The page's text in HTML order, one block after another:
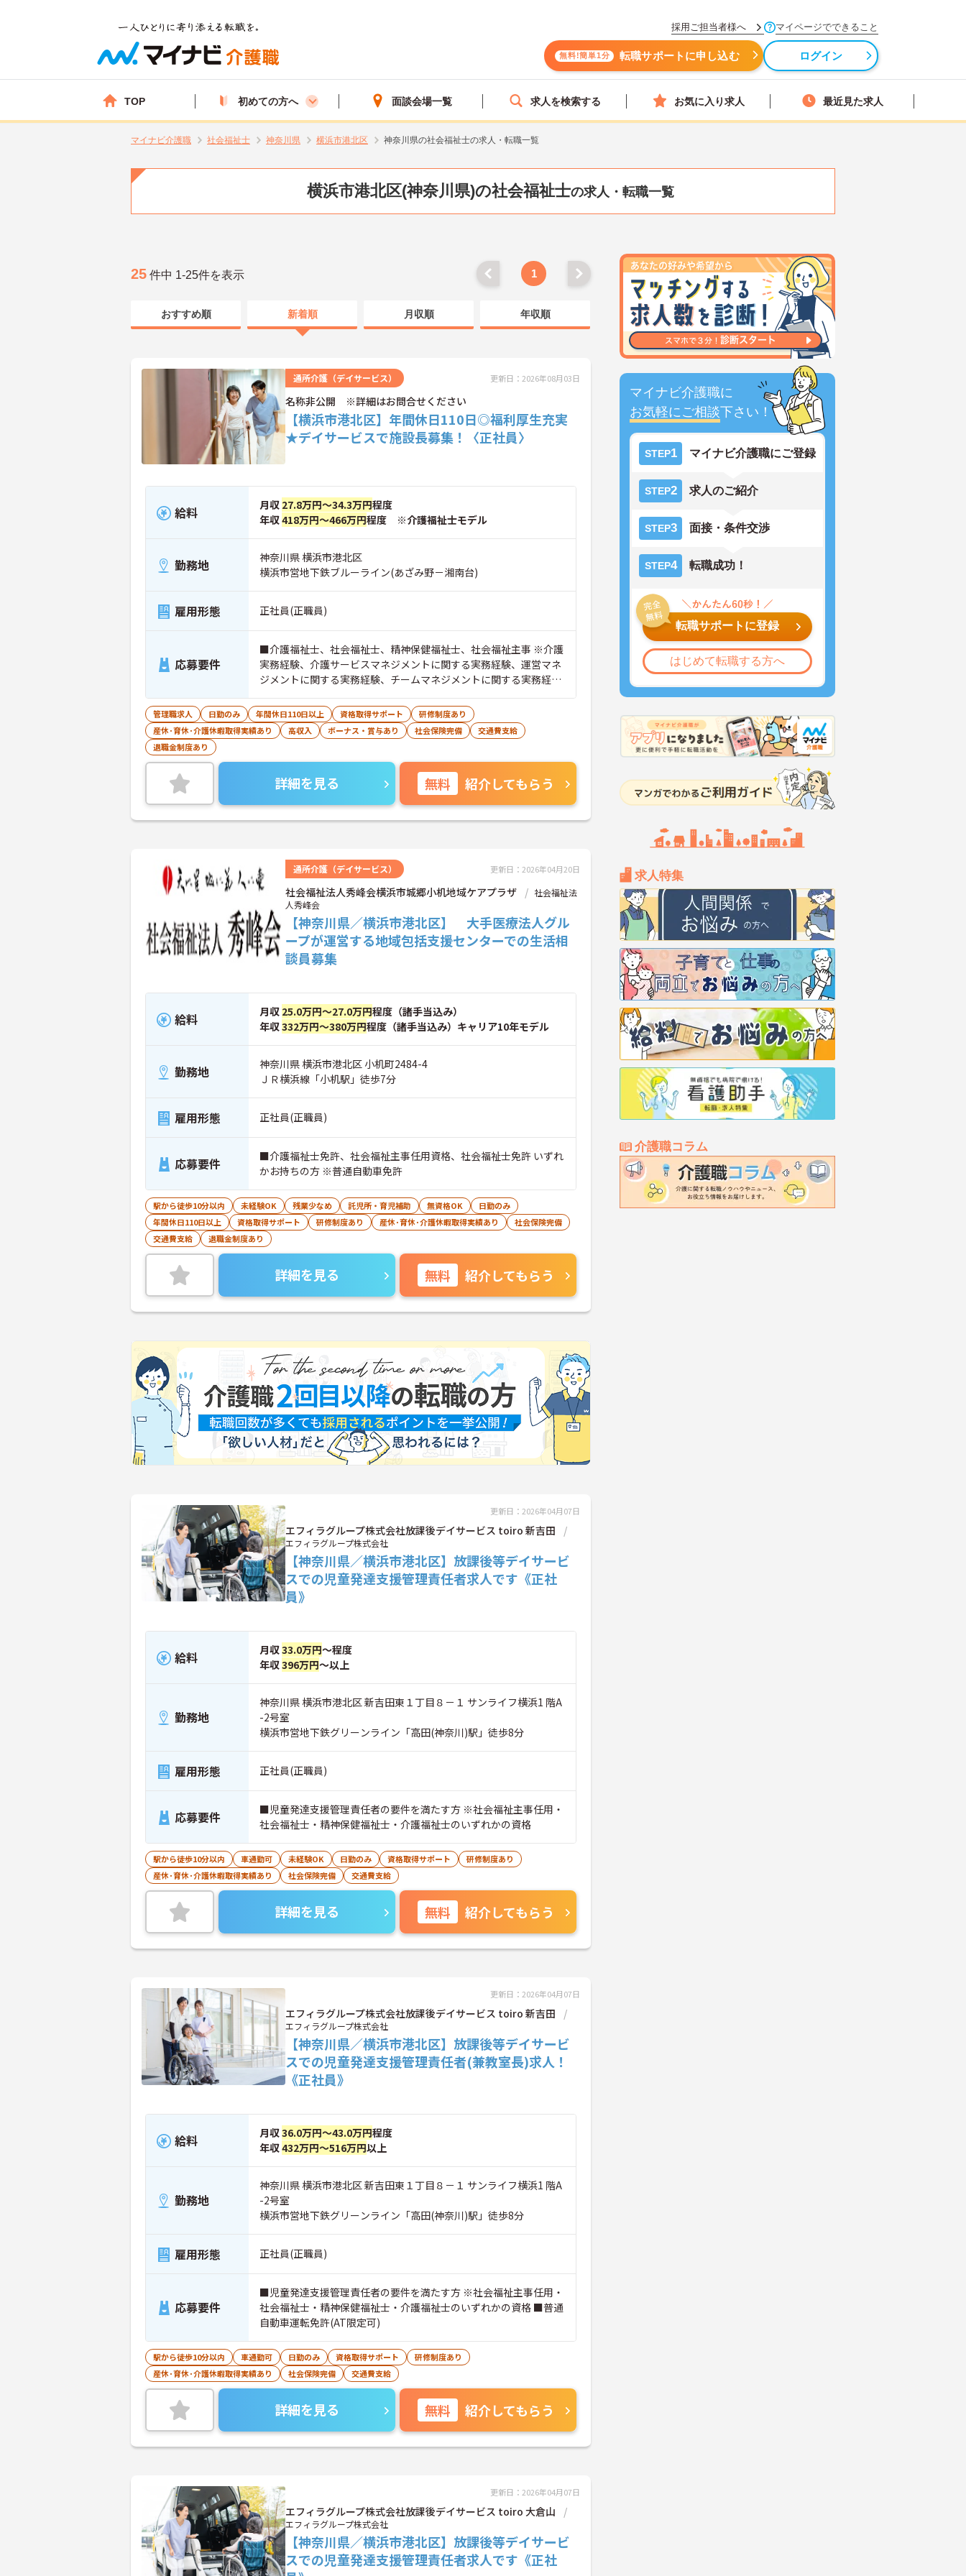
採用ご担当者様へ マイページでできること
無料!簡単1分 転職サポートに申し込む ログイン
TOP 初めての方へ 面談会場一覧 求人を検索する お気に入り求人 最近見た求人
マイナビ介護職 社会福祉士 神奈川県 横浜市港北区 神奈川県の社会福祉士の求人・転職一覧
横浜市港北区(神奈川県)の社会福祉士の求人・転職一覧
マイナビ介護職に
お気軽にご相談下さい！
STEP1 マイナビ介護職にご登録
STEP2 求人のご紹介
STEP3 面接・条件交渉
STEP4 転職成功！
転職サポートに登録
はじめて転職する方へ
求人特集
介護職コラム
25 件中 1-25件を表示 1
おすすめ順 新着順 月収順 年収順
通所介護（デイサービス） 更新日：2026年08月03日
名称非公開 ※詳細はお問合せください
【横浜市港北区】年間休日110日◎福利厚生充実
★デイサービスで施設長募集！〈正社員〉
給料 月収 27.8万円～34.3万円程度
年収418万円～466万円程度 ※介護福祉士モデル
勤務地
神奈川県 横浜市港北区
横浜市営地下鉄ブルーライン(あざみ野－湘南台)
雇用形態 正社員(正職員)
応募要件
■介護福祉士、社会福祉士、精神保健福祉士、社会福祉主事 ※介護
実務経験、介護サービスマネジメントに関する実務経験、運営マネ
ジメントに関する実務経験、チームマネジメントに関する実務経験
■普通自動車運転免許（AT可）歓迎
管理職求人 日勤のみ 年間休日110日以上 資格取得サポート
研修制度あり
産休･育休･介護休暇取得実績あり
高収入 ボーナス・賞与あり 社会保険完備
交通費支給
退職金制度あり
詳細を見る 無料 紹介してもらう
通所介護（デイサービス） 更新日：2026年04月20日
社会福祉法人秀峰会横浜市城郷小机地域ケアプラザ
社会福祉法
人秀峰会
【神奈川県／横浜市港北区】 大手医療法人グル
ープが運営する地域包括支援センターでの生活相
談員募集
給料 月収 25.0万円～27.0万円程度（諸手当込み）
年収332万円～380万円程度（諸手当込み）キャリア10年モデル
勤務地
神奈川県 横浜市港北区 小机町2484-4
ＪＲ横浜線「小机駅」徒歩7分
雇用形態 正社員(正職員)
応募要件
■介護福祉士免許、社会福祉主事任用資格、社会福祉士免許 いずれ
かお持ちの方 ※普通自動車免許
駅から徒歩10分以内 未経験OK 残業少なめ 託児所・育児補助 無資格OK
日勤のみ
年間休日110日以上
資格取得サポート 研修制度あり 産休･育休･介護休暇取得実績あり
社会保険完備
交通費支給
退職金制度あり
詳細を見る 無料 紹介してもらう
更新日：2026年04月07日
エフィラグループ株式会社放課後デイサービス toiro 新吉田
エフィラグループ株式会社
【神奈川県／横浜市港北区】放課後等デイサービ
スでの児童発達支援管理責任者求人です《正社
員》
給料 月収33.0万円～程度
年収396万円～以上
勤務地
神奈川県 横浜市港北区 新吉田東１丁目８－１ サンライフ横浜1 階A
-2号室
横浜市営地下鉄グリーンライン「高田(神奈川)駅」徒歩8分
雇用形態 正社員(正職員)
応募要件
■児童発達支援管理責任者の要件を満たす方 ※社会福祉主事任用・
社会福祉士・精神保健福祉士・介護福祉士のいずれかの資格
駅から徒歩10分以内 車通勤可 未経験OK 日勤のみ 資格取得サポート
研修制度あり
産休･育休･介護休暇取得実績あり
社会保険完備 交通費支給
詳細を見る 無料 紹介してもらう
更新日：2026年04月07日
エフィラグループ株式会社放課後デイサービス toiro 新吉田
エフィラグループ株式会社
【神奈川県／横浜市港北区】放課後等デイサービ
スでの児童発達支援管理責任者(兼教室長)求人！
《正社員》
給料 月収36.0万円～43.0万円程度
年収432万円～516万円以上
勤務地
神奈川県 横浜市港北区 新吉田東１丁目８－１ サンライフ横浜1 階A
-2号室
横浜市営地下鉄グリーンライン「高田(神奈川)駅」徒歩8分
雇用形態 正社員(正職員)
応募要件
■児童発達支援管理責任者の要件を満たす方 ※社会福祉主事任用・
社会福祉士・精神保健福祉士・介護福祉士のいずれかの資格 ■普通
自動車運転免許(AT限定可)
駅から徒歩10分以内 車通勤可 日勤のみ 資格取得サポート
研修制度あり
産休･育休･介護休暇取得実績あり
社会保険完備 交通費支給
詳細を見る 無料 紹介してもらう
更新日：2026年04月07日
エフィラグループ株式会社放課後デイサービス toiro 大倉山
エフィラグループ株式会社
【神奈川県／横浜市港北区】放課後等デイサービ
スでの児童発達支援管理責任者求人です《正社